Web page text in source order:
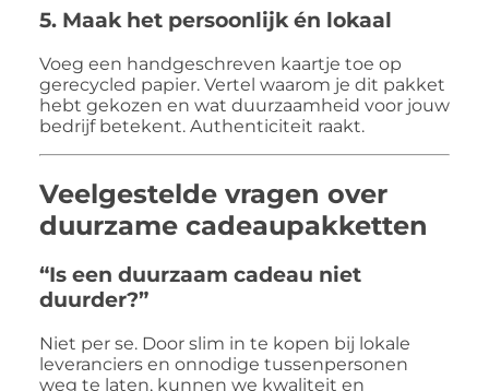
5. Maak het persoonlijk én lokaal
Voeg een handgeschreven kaartje toe op
gerecycled papier. Vertel waarom je dit pakket
hebt gekozen en wat duurzaamheid voor jouw
bedrijf betekent. Authenticiteit raakt.
Veelgestelde vragen over
duurzame cadeaupakketten
“Is een duurzaam cadeau niet
duurder?”
Niet per se. Door slim in te kopen bij lokale
leveranciers en onnodige tussenpersonen
weg te laten, kunnen we kwaliteit en